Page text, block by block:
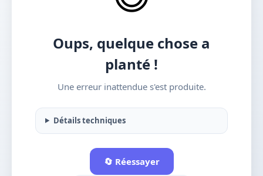
Oups, quelque chose a
planté !
Une erreur inattendue s'est produite.
Détails techniques
🔄 Réessayer